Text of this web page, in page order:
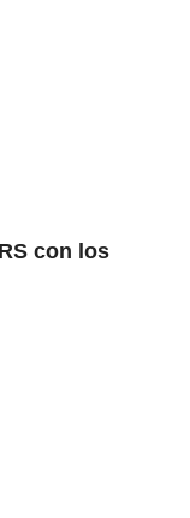
con los